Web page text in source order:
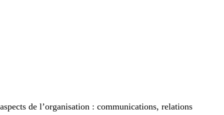
de l’organisation : communications, relations